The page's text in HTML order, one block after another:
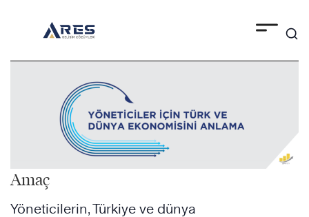
content
Amaç
Yöneticilerin, Türkiye ve dünya